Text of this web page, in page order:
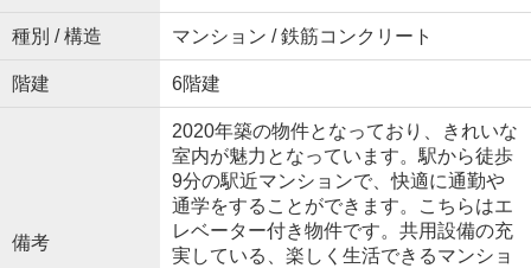
種別 / 構造 マンション / 鉄筋コンクリート
階建 6階建
備考
2020年築の物件となっており、きれいな
室内が魅力となっています。駅から徒歩
9分の駅近マンションで、快適に通勤や
通学をすることができます。こちらはエ
レベーター付き物件です。共用設備の充
実している、楽しく生活できるマンショ